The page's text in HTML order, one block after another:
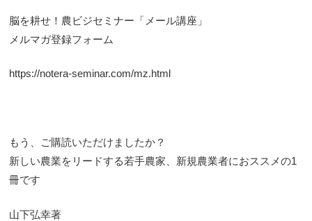
脳を耕せ！農ビジセミナー「メール講座」
メルマガ登録フォーム
https://notera-seminar.com/mz.html
もう、ご購読いただけましたか？
新しい農業をリードする若手農家、新規農業者におススメの1
冊です
山下弘幸著